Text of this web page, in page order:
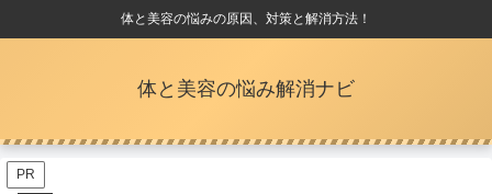
体と美容の悩みの原因、対策と解消方法！
体と美容の悩み解消ナビ
PR